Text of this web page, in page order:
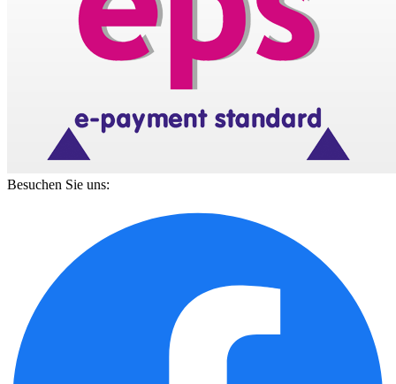
Besuchen Sie uns: